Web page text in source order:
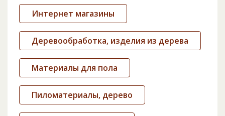
Интернет магазины
Деревообработка, изделия из дерева
Материалы для пола
Пиломатериалы, дерево